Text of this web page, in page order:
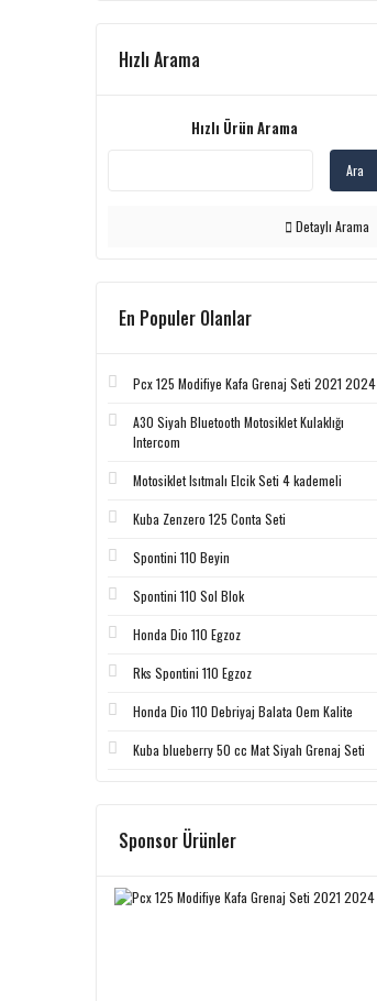
Hızlı Arama
Hızlı Ürün Arama
Ara
Detaylı Arama
En Populer Olanlar
Pcx 125 Modifiye Kafa Grenaj Seti 2021 2024
A30 Siyah Bluetooth Motosiklet Kulaklığı
Intercom
Motosiklet Isıtmalı Elcik Seti 4 kademeli
Kuba Zenzero 125 Conta Seti
Spontini 110 Beyin
Spontini 110 Sol Blok
Honda Dio 110 Egzoz
Rks Spontini 110 Egzoz
Honda Dio 110 Debriyaj Balata Oem Kalite
Kuba blueberry 50 cc Mat Siyah Grenaj Seti
Sponsor Ürünler